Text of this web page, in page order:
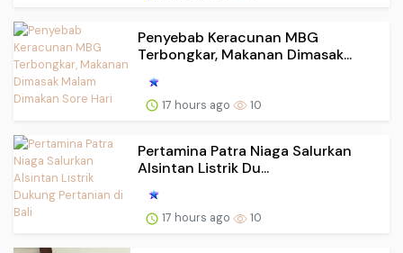
Penyebab Keracunan MBG
Terbongkar, Makanan Dimasak...
17 hours ago 10
Pertamina Patra Niaga Salurkan
Alsintan Listrik Du...
17 hours ago 10